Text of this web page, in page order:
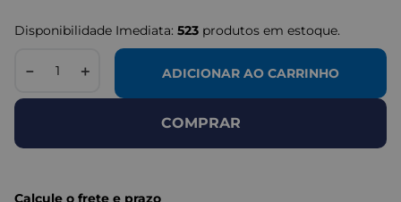
Disponibilidade Imediata: 523 produtos em estoque.
＋
－ ADICIONAR AO CARRINHO
COMPRAR